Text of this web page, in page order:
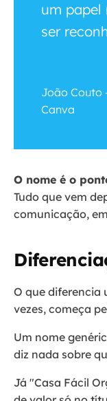
um papel
ser
João Couto
Canva
O nome é o
Tudo que vem
comunicação,
O que diferencia
vezes, começa
Um nome
diz nada sobre
Já "Casa Fácil